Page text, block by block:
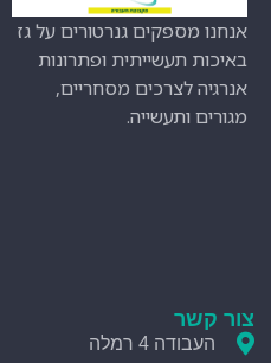
אנחנו מספקים גנרטורים על גז
באיכות תעשייתית ופתרונות
אנרגיה לצרכים מסחריים,
מגורים ותעשייה.
צור קשר
העבודה 4 רמלה